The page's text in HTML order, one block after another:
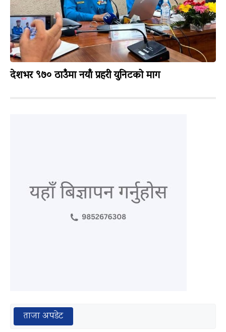
देशभर ९७० ठाउँमा नयाँ प्रहरी युनिटको माग
ताजा अपडेट